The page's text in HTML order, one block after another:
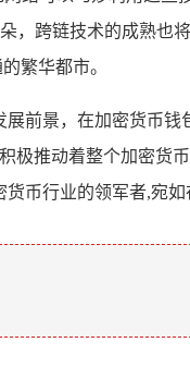
，跨链技术的成熟
繁华都市。
前景，在加密货币
推动着整个加密货
币行业的领军者,宛